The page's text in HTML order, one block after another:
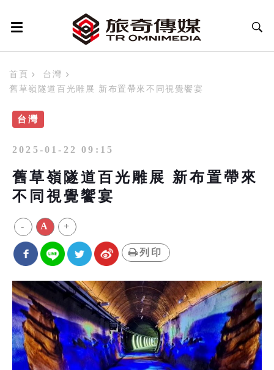
首頁
台灣
舊草嶺隧道百光雕展 新布置帶來不同視覺饗宴
台灣
2025-01-22 09:15
舊草嶺隧道百光雕展 新布置帶來
不同視覺饗宴
- A +
列印